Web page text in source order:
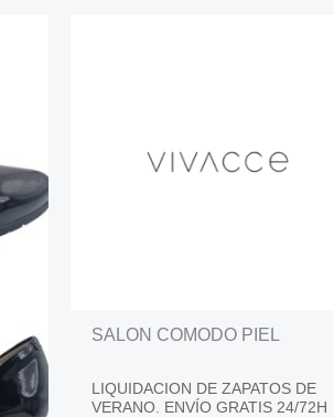
SALON COMODO PIEL
LIQUIDACION DE ZAPATOS DE
VERANO. ENVÍO GRATIS 24/72H